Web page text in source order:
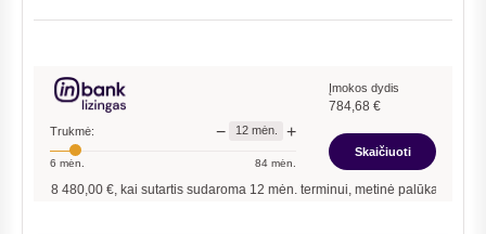
High
WGYK160DG9
WOYK160LCTA
15.7/13.5kW
Trukmė: − 12mėn. +
6 mėn. 84 mėn.
Įmokos dydis
784,68 €
Skaičiuoti
8 480,00€, kai sutartis sudaroma12mėn. terminui, metinė palūkanų norma –